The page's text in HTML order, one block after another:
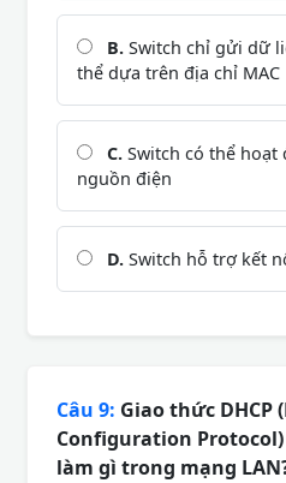
B. Switch chỉ gửi dữ
thể dựa trên địa chỉ MAC
C. Switch có thể hoạt
nguồn điện
D. Switch hỗ trợ kết
Câu 9: Giao thức DHCP
Configuration
làm gì trong mạng